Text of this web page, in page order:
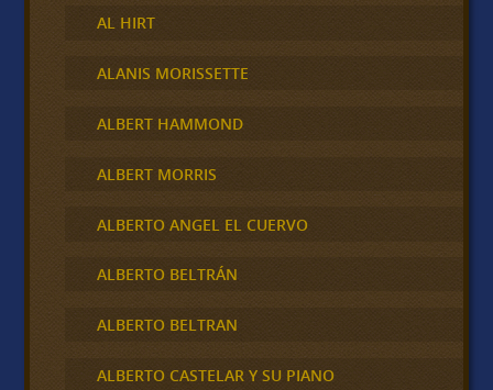
AL HIRT
ALANIS MORISSETTE
ALBERT HAMMOND
ALBERT MORRIS
ALBERTO ANGEL EL CUERVO
ALBERTO BELTRÁN
ALBERTO BELTRAN
ALBERTO CASTELAR Y SU PIANO